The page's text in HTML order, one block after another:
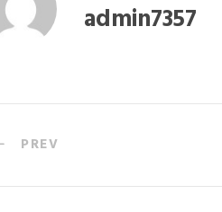
admin7357
PREV